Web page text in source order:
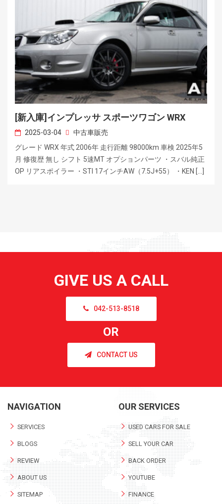
[新入庫]インプレッサ スポーツワゴン WRX
2025-03-04
中古車販売
グレード WRX 年式 2006年 走行距離 98000km 車検 2025年5
月 修復歴 無し シフト 5速MT オプションパーツ ・スバル純正
OP リアスポイラー ・STI 17インチAW（7.5J+55） ・KEN […]
GIVE US A CALL
042-513-8518
OR
CONTACT US
NAVIGATION
SERVICES
BLOGS
REVIEW
ABOUT US
SITEMAP
OUR SERVICES
USED CARS FOR SALE
SELL YOUR CAR
BACK ORDER
YOUTUBE
FINANCE